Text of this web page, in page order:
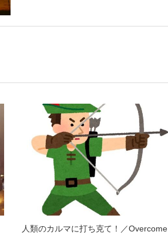
人類のカルマに打ち克て！／Overcome